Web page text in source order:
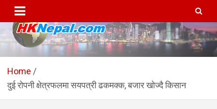
content
HKNepal.com – हङकङबाट
सञ्चालित पहिलो नेपाली अनलाईन
पत्रिका
hknepal, hknepal.com, hk nepal, hk nepal com
Home
दुई रोपनी क्षेत्रफलमा सयपत्री ढकमक्क, बजार खोज्दै किसान